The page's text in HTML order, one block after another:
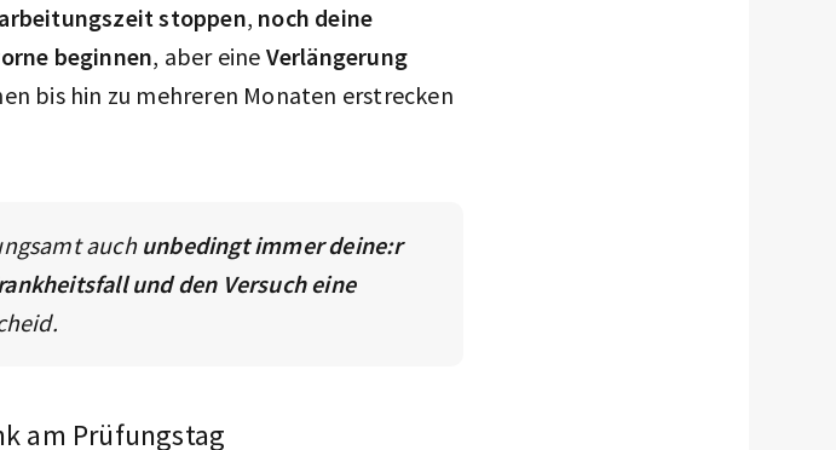
stoppen, noch deine
beginnen, aber eine Verlängerung
bis hin zu mehreren Monaten erstrecken
auchunbedingt immer deine:r
und den Versuch eine
am Prüfungstag